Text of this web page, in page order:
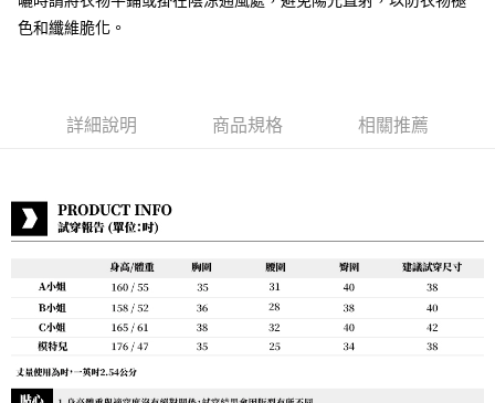
色和纖維脆化。
詳細說明 商品規格 相關推薦